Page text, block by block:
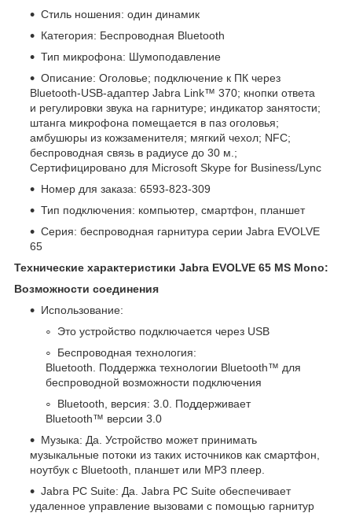
Стиль ношения: один динамик
Категория: Беспроводная Bluetooth
Тип микрофона: Шумоподавление
Описание: Оголовье; подключение к ПК через
Bluetooth-USB-адаптер Jabra Link™ 370; кнопки ответа
и регулировки звука на гарнитуре; индикатор занятости;
штанга микрофона помещается в паз оголовья;
амбушюры из кожзаменителя; мягкий чехол; NFC;
беспроводная связь в радиусе до 30 м.;
Сертифицировано для Microsoft Skype for Business/Lync
Номер для заказа: 6593-823-309
Тип подключения: компьютер, смартфон, планшет
Серия: беспроводная гарнитура серии Jabra EVOLVE
65
Технические характеристики Jabra EVOLVE 65 MS Mono:
Возможности соединения
Использование:
Это устройство подключается через USB
Беспроводная технология:
Bluetooth. Поддержка технологии Bluetooth™ для
беспроводной возможности подключения
Bluetooth, версия: 3.0. Поддерживает
Bluetooth™ версии 3.0
Музыка: Да. Устройство может принимать
музыкальные потоки из таких источников как смартфон,
ноутбук с Bluetooth, планшет или MP3 плеер.
Jabra PC Suite: Да. Jabra PC Suite обеспечивает
удаленное управление вызовами с помощью гарнитур